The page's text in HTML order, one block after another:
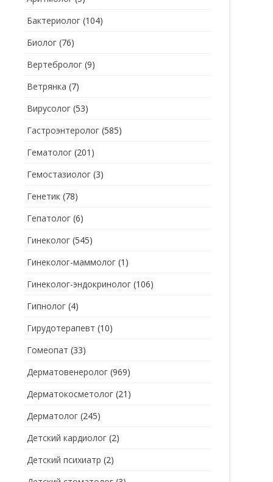
ЭНДОКРИНОЛОГ
Бактериолог (104)
Биолог (76)
Вертебролог (9)
Ветрянка (7)
Вирусолог (53)
Гастроэнтеролог (585)
Гематолог (201)
Гемостазиолог (3)
Генетик (78)
Гепатолог (6)
Гинеколог (545)
Гинеколог-маммолог (1)
Гинеколог-эндокринолог (106)
Гипнолог (4)
Гирудотерапевт (10)
Гомеопат (33)
Дерматовенеролог (969)
Дерматокосметолог (21)
Дерматолог (245)
Детский кардиолог (2)
Детский психиатр (2)